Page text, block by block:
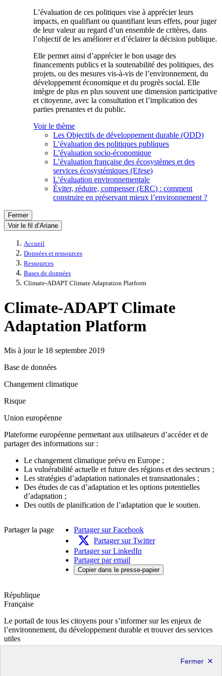
L’évaluation de ces politiques vise à apprécier leurs
impacts, en qualifiant ou quantifiant leurs effets, pour juger
de leur valeur au regard d’un ensemble de critères, dans
l’objectif de les améliorer et d’éclairer la décision publique.
Elle permet ainsi d’apprécier le bon usage des
financements publics et la soutenabilité des politiques, des
projets, ou des mesures vis-à-vis de l’environnement, du
développement économique et du progrès social. Elle
intègre de plus en plus souvent une dimension participative
et citoyenne, avec la consultation et l’implication des
parties prenantes et du public.
Voir le thème
Les Objectifs de développement durable (ODD)
L’évaluation des politiques publiques
L’évaluation socio-économique
L’évaluation française des écosystèmes et des
services écosystémiques (Efese)
L’évaluation environnementale
Éviter, réduire, compenser (ERC) : comment
construire en préservant mieux l’environnement ?
Fermer
Voir le fil d’Ariane
Accueil
Données et ressources
Ressources
Bases de données
Climate-ADAPT Climate Adaptation Platform
Climate-ADAPT Climate
Adaptation Platform
Mis à jour le 18 septembre 2019
Base de données
Changement climatique
Risque
Union européenne
Plateforme européenne permettant aux utilisateurs d’accéder et de
partager des informations sur :
Le changement climatique prévu en Europe ;
La vulnérabilité actuelle et future des régions et des secteurs ;
Les stratégies d’adaptation nationales et transnationales ;
Des études de cas d’adaptation et les options potentielles
d’adaptation ;
Des outils de planification de l’adaptation que le soutien.
Partager la page
Partager sur Facebook
Partager sur Twitter
Partager sur LinkedIn
Partager par email
Copier dans le presse-papier
République
Française
Le portail de tous les citoyens pour s’informer sur les enjeux de
l’environnement, du développement durable et trouver des services
utiles